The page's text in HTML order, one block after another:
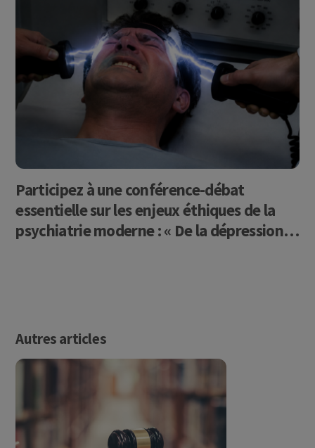
Participez à une conférence-débat
essentielle sur les enjeux éthiques de la
psychiatrie moderne : « De la dépression
Autres articles